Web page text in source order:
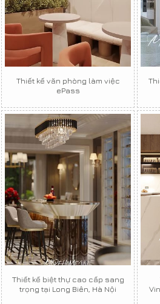
Thiết kế văn phòng làm việc
ePass
Thiết kế biệt thự cao cấp sang
trọng tại Long Biên, Hà Nội